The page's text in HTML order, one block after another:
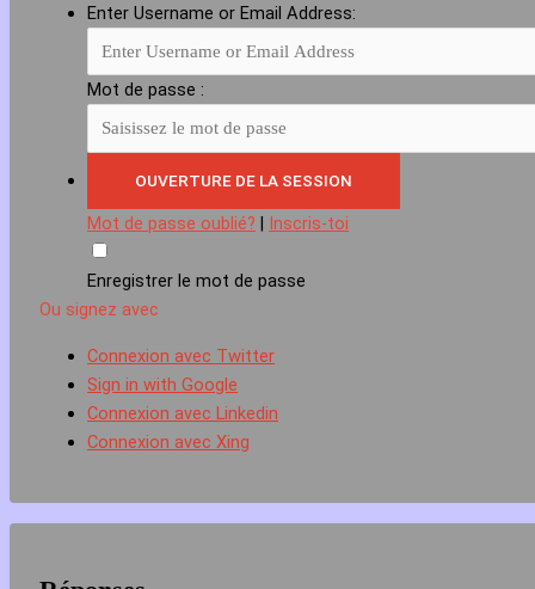
Enter Username or Email Address:
Mot de passe :
Mot de passe oublié? Inscris-toi
Enregistrer le mot de passe
Ou signez avec
Connexion avec Twitter
Sign in with Google
Connexion avec Linkedin
Connexion avec Xing